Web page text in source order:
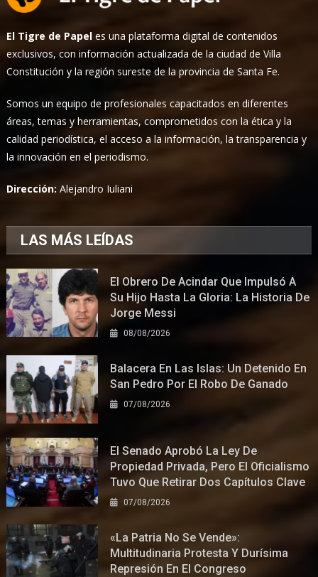
El Tigre de Papel es una plataforma digital de contenidos
exclusivos, con información actualizada de la ciudad de Villa
Constitución y la región sureste de la provincia de Santa Fe.
Somos un equipo de profesionales capacitados en diferentes
áreas, temas y herramientas, comprometidos con la ética y la
calidad periodística, el acceso a la información, la transparencia y
la innovación en el periodismo.
Dirección:Alejandro Iuliani
LAS MÁS LEÍDAS
El Obrero De Acindar Que Impulsó A
Su Hijo Hasta La Gloria: La Historia De
Jorge Messi
08/08/2026
Balacera En Las Islas: Un Detenido En
San Pedro Por El Robo De Ganado
07/08/2026
El Senado Aprobó La Ley De
Propiedad Privada, Pero El Oficialismo
Tuvo Que Retirar Dos Capítulos Clave
07/08/2026
«La Patria No Se Vende»:
Multitudinaria Protesta Y Durísima
Represión En El Congreso